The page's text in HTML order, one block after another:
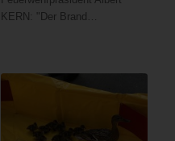
KERN: "Der Brand…